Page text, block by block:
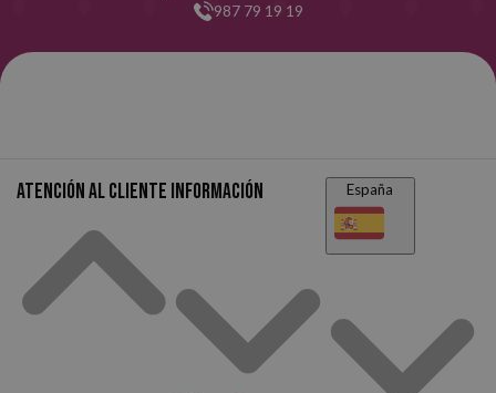
987 79 19 19
Atención al cliente Información España